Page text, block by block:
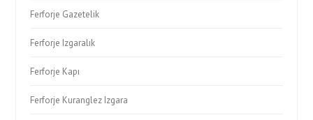
Ferforje Gazetelik
Ferforje Izgaralık
Ferforje Kapı
Ferforje Kuranglez Izgara